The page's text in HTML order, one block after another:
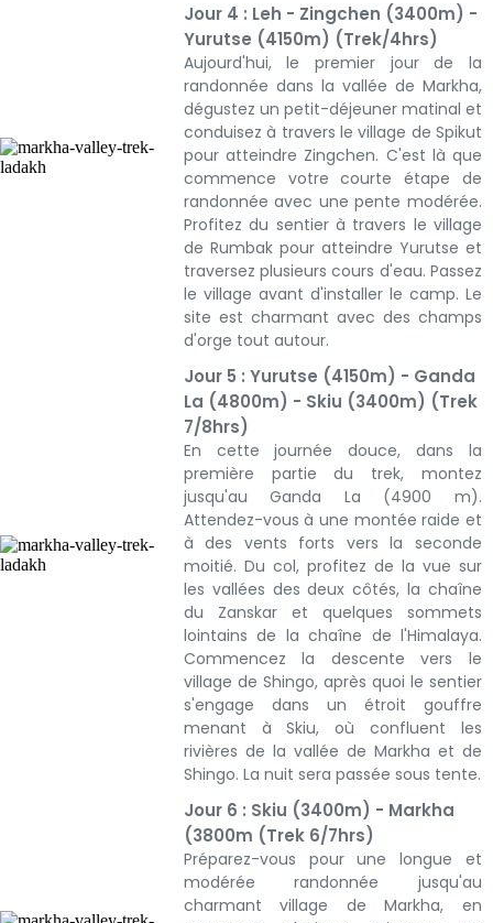
Jour 4 : Leh - Zingchen (3400m) -
Yurutse (4150m) (Trek/4hrs)
Aujourd'hui, le premier jour de la
randonnée dans la vallée de Markha,
dégustez un petit-déjeuner matinal et
conduisez à travers le village de Spikut
pour atteindre Zingchen. C'est là que
commence votre courte étape de
randonnée avec une pente modérée.
Profitez du sentier à travers le village
de Rumbak pour atteindre Yurutse et
traversez plusieurs cours d'eau. Passez
le village avant d'installer le camp. Le
site est charmant avec des champs
d'orge tout autour.
Jour 5 : Yurutse (4150m) - Ganda
La (4800m) - Skiu (3400m) (Trek
7/8hrs)
En cette journée douce, dans la
première partie du trek, montez
jusqu'au Ganda La (4900 m).
Attendez-vous à une montée raide et
à des vents forts vers la seconde
moitié. Du col, profitez de la vue sur
les vallées des deux côtés, la chaîne
du Zanskar et quelques sommets
lointains de la chaîne de l'Himalaya.
Commencez la descente vers le
village de Shingo, après quoi le sentier
s'engage dans un étroit gouffre
menant à Skiu, où confluent les
rivières de la vallée de Markha et de
Shingo. La nuit sera passée sous tente.
Jour 6 : Skiu (3400m) - Markha
(3800m (Trek 6/7hrs)
Préparez-vous pour une longue et
modérée randonnée jusqu'au
charmant village de Markha, en